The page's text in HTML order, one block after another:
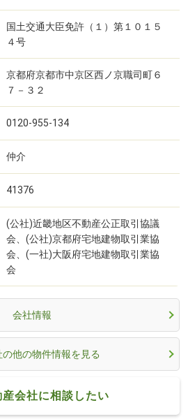
国土交通大臣免許（１）第１０１５
４号
京都府京都市中京区西ノ京職司町６
７－３２
0120-955-134
仲介
41376
(公社)近畿地区不動産公正取引協議
会、(公社)京都府宅地建物取引業協
会、(一社)大阪府宅地建物取引業協
会
会社情報
の他の物件情報を見る
産会社に相談したい